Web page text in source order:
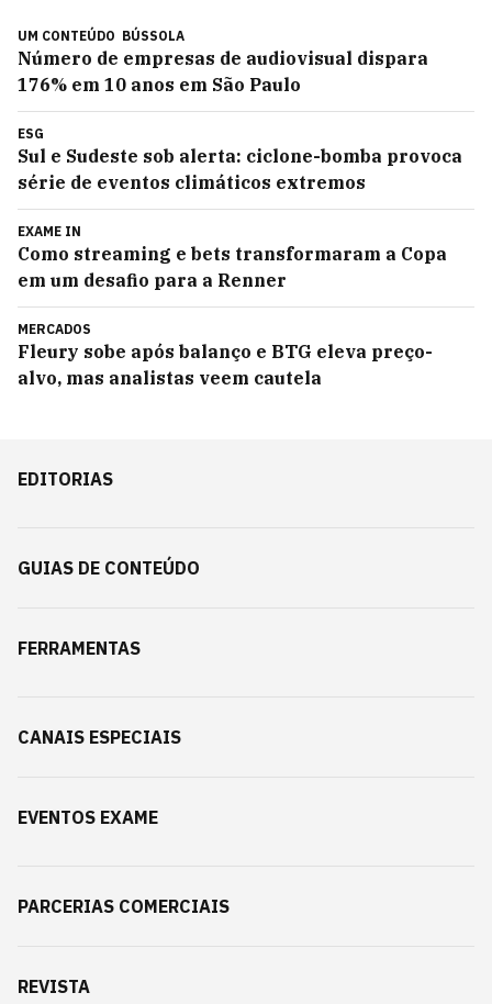
UM CONTEÚDO BÚSSOLA
Número de empresas de audiovisual dispara
176% em 10 anos em São Paulo
ESG
Sul e Sudeste sob alerta: ciclone-bomba provoca
série de eventos climáticos extremos
EXAME IN
Como streaming e bets transformaram a Copa
em um desafio para a Renner
MERCADOS
Fleury sobe após balanço e BTG eleva preço-
alvo, mas analistas veem cautela
EDITORIAS
GUIAS DE CONTEÚDO
FERRAMENTAS
CANAIS ESPECIAIS
EVENTOS EXAME
PARCERIAS COMERCIAIS
REVISTA